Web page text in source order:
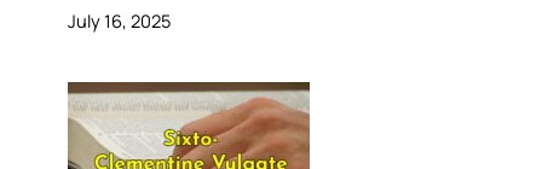
July 16, 2025